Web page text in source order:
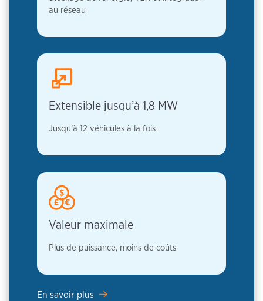
au réseau
Extensible jusqu’à 1,8 MW
Jusqu’à 12 véhicules à la fois
Valeur maximale
Plus de puissance, moins de coûts
En savoir plus